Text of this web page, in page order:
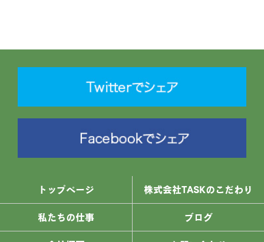
トップページ 株式会社TASKのこだわり
私たちの仕事 ブログ